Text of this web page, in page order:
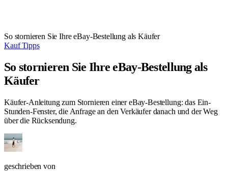
So stornieren Sie Ihre eBay-Bestellung als Käufer
Kauf Tipps
So stornieren Sie Ihre eBay-Bestellung als
Käufer
Käufer-Anleitung zum Stornieren einer eBay-Bestellung: das Ein-
Stunden-Fenster, die Anfrage an den Verkäufer danach und der Weg
über die Rücksendung.
geschrieben von